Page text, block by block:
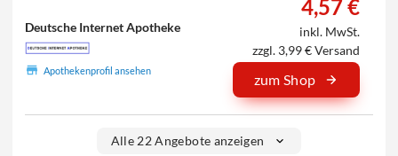
Deutsche Internet Apotheke
Apothekenprofil ansehen
4,57 €
inkl. MwSt.
zzgl. 3,99 € Versand
zum Shop
Alle 22 Angebote anzeigen